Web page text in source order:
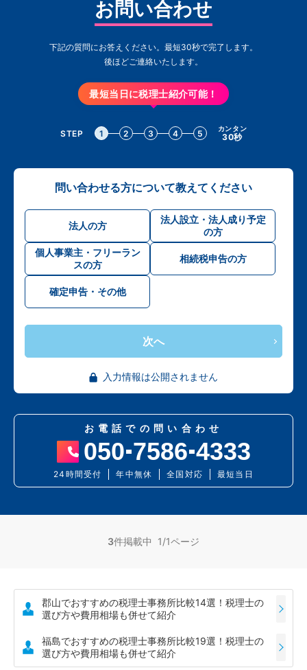
お問い合わせ
下記の質問にお答えください。最短30秒で完了します。
後ほどご連絡いたします。
最短当日に税理士紹介可能！
STEP 1 2 3 4 5 カンタン
30秒
問い合わせる方について教えてください
法人の方
法人設立・法人成り予定
の方
個人事業主・フリーラン
スの方
相続税申告の方
確定申告・その他
次へ
入力情報は公開されません
お電話での問い合わせ
050 7586 4333
24時間受付 年中無休 全国対応 最短当日
3件掲載中 1/1ページ
郡山でおすすめの税理士事務所比較14選！税理士の
選び方や費用相場も併せて紹介
福島でおすすめの税理士事務所比較19選！税理士の
選び方や費用相場も併せて紹介